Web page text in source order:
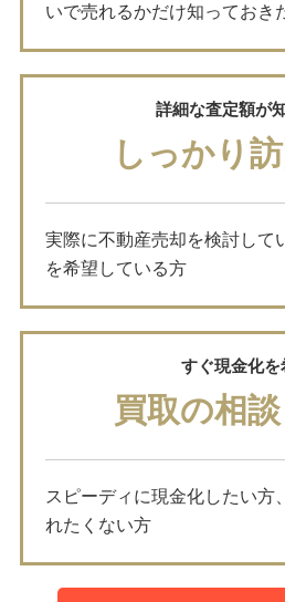
いで売れるかだけ知っておき
詳細な査定額が
しっかり
実際に不動産売却を検討して
を希望している方
すぐ現金化を
買取の相
スピーディに現金化したい方
れたくない方